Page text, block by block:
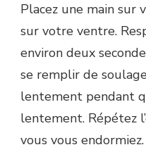
Placez une main sur
sur votre ventre.
environ deux
se remplir de
lentement pendant
lentement. Répétez
vous vous endormiez.